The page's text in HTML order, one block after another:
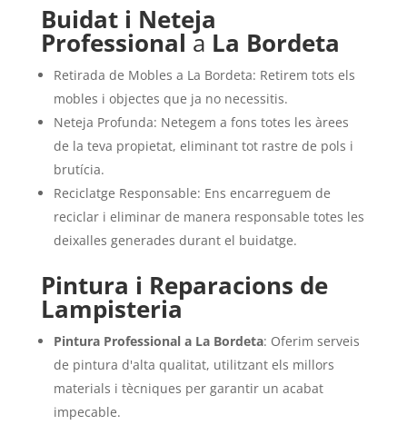
Buidat i Neteja
Professional a La Bordeta
Retirada de Mobles a La Bordeta: Retirem tots els
mobles i objectes que ja no necessitis.
Neteja Profunda: Netegem a fons totes les àrees
de la teva propietat, eliminant tot rastre de pols i
brutícia.
Reciclatge Responsable: Ens encarreguem de
reciclar i eliminar de manera responsable totes les
deixalles generades durant el buidatge.
Pintura i Reparacions de
Lampisteria
Pintura Professional a La Bordeta: Oferim serveis
de pintura d'alta qualitat, utilitzant els millors
materials i tècniques per garantir un acabat
impecable.